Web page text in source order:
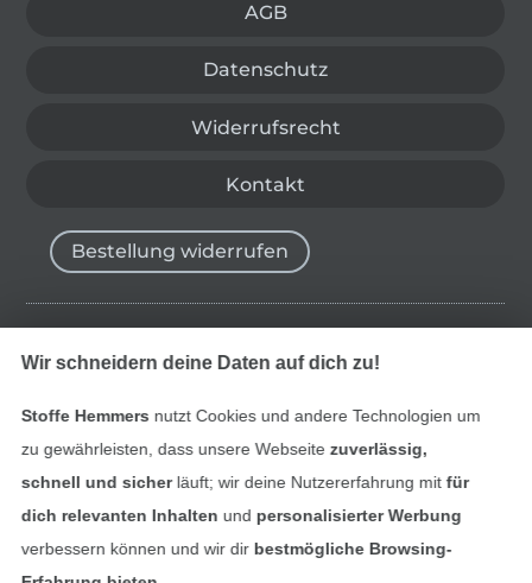
AGB
Datenschutz
Widerrufsrecht
Kontakt
Bestellung widerrufen
Finde mehr Inspiration
Wir schneidern deine Daten auf dich zu!
Stoffe Hemmers nutzt Cookies und andere Technologien um
zu gewährleisten, dass unsere Webseite zuverlässig,
schnell und sicherläuft; wir deine Nutzererfahrung mitfür
dich relevanten Inhalten und personalisierter Werbung
verbessern können und wir dir bestmögliche Browsing-